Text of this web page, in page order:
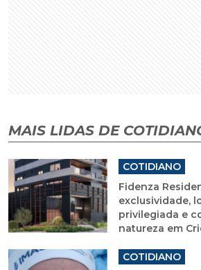
MAIS LIDAS DE
COTIDIANO
Fidenza
exclusividade,
privilegiada e
natureza em
COTIDIANO